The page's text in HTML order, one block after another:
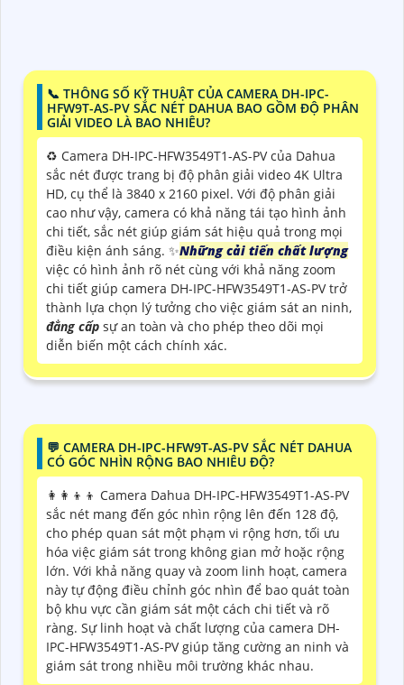
📞 THÔNG SỐ KỸ THUẬT CỦA CAMERA DH-IPC-
HFW9T-AS-PV SẮC NÉT DAHUA BAO GỒM ĐỘ PHÂN
GIẢI VIDEO LÀ BAO NHIÊU?
♻️ Camera DH-IPC-HFW3549T1-AS-PV của Dahua
sắc nét được trang bị độ phân giải video 4K Ultra
HD, cụ thể là 3840 x 2160 pixel. Với độ phân giải
cao như vậy, camera có khả năng tái tạo hình ảnh
chi tiết, sắc nét giúp giám sát hiệu quả trong mọi
điều kiện ánh sáng. ✨Những cải tiến chất lượng
việc có hình ảnh rõ nét cùng với khả năng zoom
chi tiết giúp camera DH-IPC-HFW3549T1-AS-PV trở
thành lựa chọn lý tưởng cho việc giám sát an ninh,
đẳng cấp sự an toàn và cho phép theo dõi mọi
diễn biến một cách chính xác.
️💬 CAMERA DH-IPC-HFW9T-AS-PV SẮC NÉT DAHUA
CÓ GÓC NHÌN RỘNG BAO NHIÊU ĐỘ?
👩‍👩‍👦‍👦 Camera Dahua DH-IPC-HFW3549T1-AS-PV
sắc nét mang đến góc nhìn rộng lên đến 128 độ,
cho phép quan sát một phạm vi rộng hơn, tối ưu
hóa việc giám sát trong không gian mở hoặc rộng
lớn. Với khả năng quay và zoom linh hoạt, camera
này tự động điều chỉnh góc nhìn để bao quát toàn
bộ khu vực cần giám sát một cách chi tiết và rõ
ràng. Sự linh hoạt và chất lượng của camera DH-
IPC-HFW3549T1-AS-PV giúp tăng cường an ninh và
giám sát trong nhiều môi trường khác nhau.